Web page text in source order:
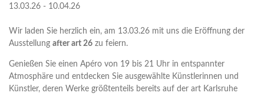
13.03.26 - 10.04.26
Wir laden Sie herzlich ein, am 13.03.26 mit uns die Eröffnung der
Ausstellung after art 26 zu feiern.
Genießen Sie einen Apéro von 19 bis 21 Uhr in entspannter
Atmosphäre und entdecken Sie ausgewählte Künstlerinnen und
Künstler, deren Werke größtenteils bereits auf der art Karlsruhe